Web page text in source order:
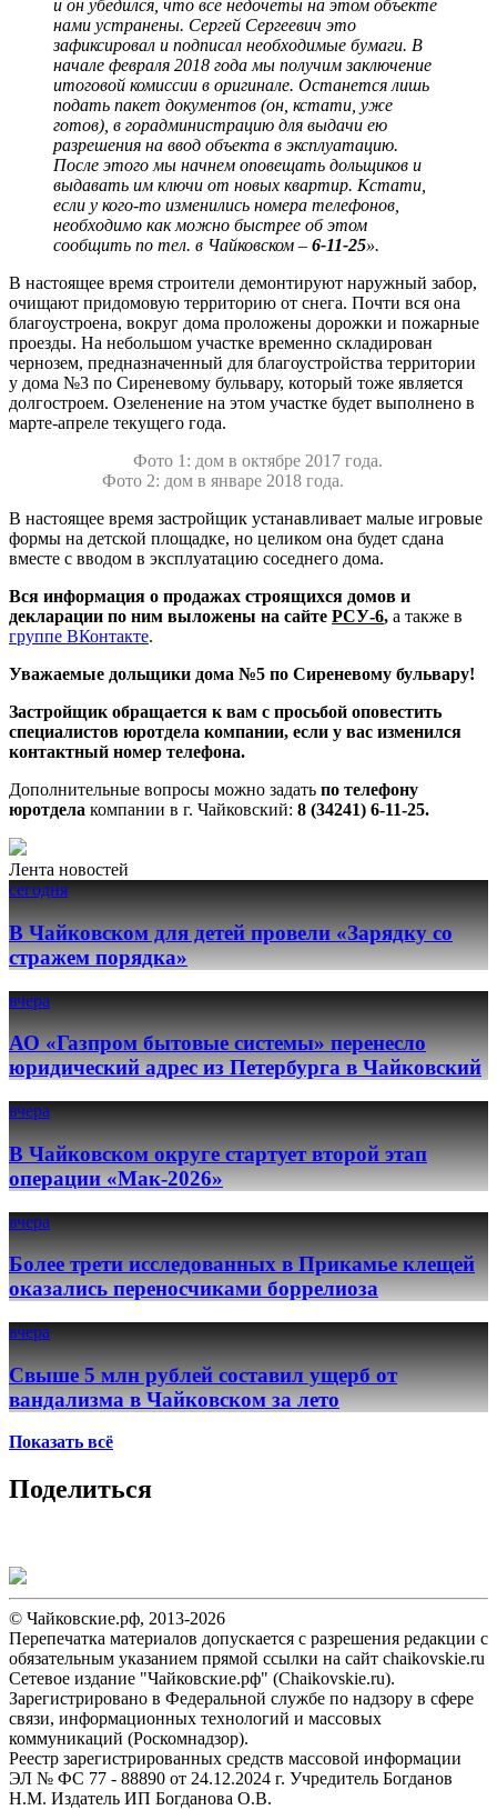
и он убедился, что все недочеты на этом объекте
нами устранены. Сергей Сергеевич это
зафиксировал и подписал необходимые бумаги. В
начале февраля 2018 года мы получим заключение
итоговой комиссии в оригинале. Останется лишь
подать пакет документов (он, кстати, уже
готов), в горадминистрацию для выдачи ею
разрешения на ввод объекта в эксплуатацию.
После этого мы начнем оповещать дольщиков и
выдавать им ключи от новых квартир. Кстати,
если у кого-то изменились номера телефонов,
необходимо как можно быстрее об этом
сообщить по тел. в Чайковском – 6-11-25».
В настоящее время строители демонтируют наружный забор,
очищают придомовую территорию от снега. Почти вся она
благоустроена, вокруг дома проложены дорожки и пожарные
проезды. На небольшом участке временно складирован
чернозем, предназначенный для благоустройства территории
у дома №3 по Сиреневому бульвару, который тоже является
долгостроем. Озеленение на этом участке будет выполнено в
марте-апреле текущего года.
Фото 1: дом в октябре 2017 года.
Фото 2: дом в январе 2018 года.
В настоящее время застройщик устанавливает малые игровые
формы на детской площадке, но целиком она будет сдана
вместе с вводом в эксплуатацию соседнего дома.
Вся информация о продажах строящихся домов и
декларации по ним выложены на сайте РСУ-6, а также в
группе ВКонтакте.
Уважаемые дольщики дома №5 по Сиреневому бульвару!
Застройщик обращается к вам с просьбой оповестить
специалистов юротдела компании, если у вас изменился
контактный номер телефона.
Дополнительные вопросы можно задать по телефону
юротдела компании в г. Чайковский: 8 (34241) 6-11-25.
Лента новостей
сегодня
В Чайковском для детей провели «Зарядку со
стражем порядка»
вчера
АО «Газпром бытовые системы» перенесло
юридический адрес из Петербурга в Чайковский
вчера
В Чайковском округе стартует второй этап
операции «Мак-2026»
вчера
Более трети исследованных в Прикамье клещей
оказались переносчиками боррелиоза
вчера
Свыше 5 млн рублей составил ущерб от
вандализма в Чайковском за лето
Показать всё
Поделиться
© Чайковские.рф, 2013-2026
Перепечатка материалов допускается с разрешения редакции с
обязательным указанием прямой ссылки на сайт chaikovskie.ru
Сетевое издание "Чайковские.рф" (Chaikovskie.ru).
Зарегистрировано в Федеральной службе по надзору в сфере
связи, информационных технологий и массовых
коммуникаций (Роскомнадзор).
Реестр зарегистрированных средств массовой информации
ЭЛ № ФС 77 - 88890 от 24.12.2024 г. Учредитель Богданов
Н.М. Издатель ИП Богданова О.В.